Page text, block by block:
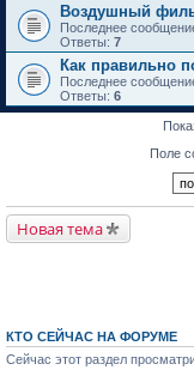
Воздушный
Последнее
Ответы: 7
Как правильно
Последнее
Ответы: 6
Поле
Новая тема
КТО СЕЙЧАС НА ФОРУМЕ
Сейчас этот раздел